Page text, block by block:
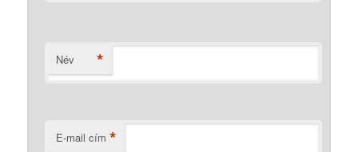
Név *
E-mail cím *